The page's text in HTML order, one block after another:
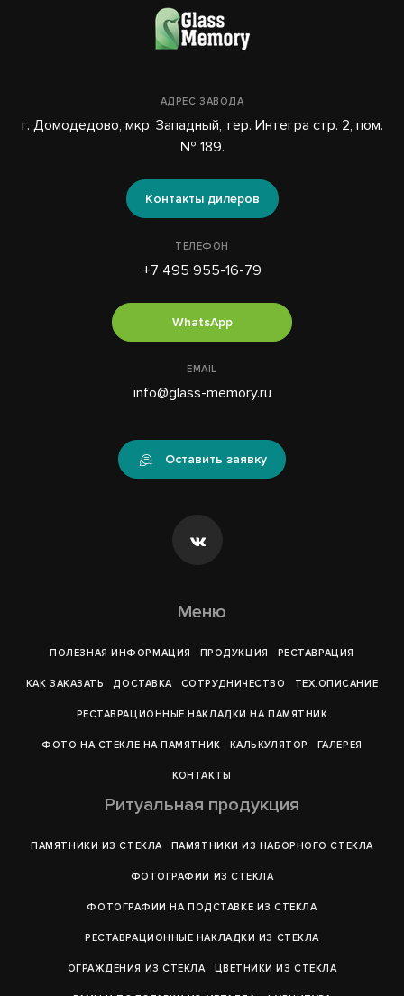
АДРЕС ЗАВОДА
г. Домодедово, мкр. Западный, тер. Интегра стр. 2, пом.
№ 189.
Контакты дилеров
ТЕЛЕФОН
+7 495 955-16-79
WhatsApp
EMAIL
info@glass-memory.ru
Оставить заявку
Меню
ПОЛЕЗНАЯ ИНФОРМАЦИЯ ПРОДУКЦИЯ РЕСТАВРАЦИЯ
КАК ЗАКАЗАТЬ ДОСТАВКА СОТРУДНИЧЕСТВО ТЕХ.ОПИСАНИЕ
РЕСТАВРАЦИОННЫЕ НАКЛАДКИ НА ПАМЯТНИК
ФОТО НА СТЕКЛЕ НА ПАМЯТНИК КАЛЬКУЛЯТОР ГАЛЕРEЯ
КОНТАКТЫ
Ритуальная продукция
ПАМЯТНИКИ ИЗ СТЕКЛА ПАМЯТНИКИ ИЗ НАБОРНОГО СТЕКЛА
ФОТОГРАФИИ ИЗ СТЕКЛА
ФОТОГРАФИИ НА ПОДСТАВКЕ ИЗ СТЕКЛА
РЕСТАВРАЦИОННЫЕ НАКЛАДКИ ИЗ СТЕКЛА
ОГРАЖДЕНИЯ ИЗ СТЕКЛА ЦВЕТНИКИ ИЗ СТЕКЛА